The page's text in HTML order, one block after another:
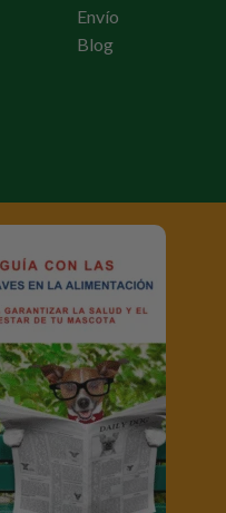
Envío
Blog